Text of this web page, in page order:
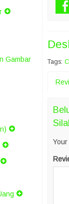
Gambar
Tags: